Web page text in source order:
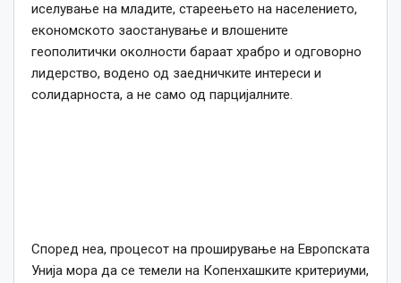
иселување на младите, стареењето на населението,
економското заостанување и влошените
геополитички околности бараат храбро и одговорно
лидерство, водено од заедничките интереси и
солидарноста, а не само од парцијалните.
Според неа, процесот на проширување на Европската
Унија мора да се темели на Копенхашките критериуми,